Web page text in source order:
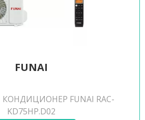
FUNAI
FUNAI RAC-
KD75HP.D02